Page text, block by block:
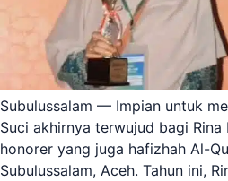
Subulussalam — Impian untuk
Suci akhirnya terwujud bagi Rina
honorer yang juga hafizhah Al-
Subulussalam, Aceh. Tahun ini,